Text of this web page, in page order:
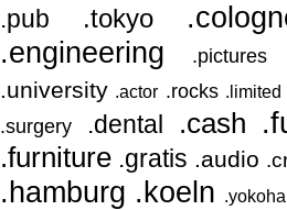
.pub .tokyo
.engineering .pictures
.university .actor .rocks .limited
.surgery .dental .cash
.furniture .gratis .audio
.hamburg .koeln